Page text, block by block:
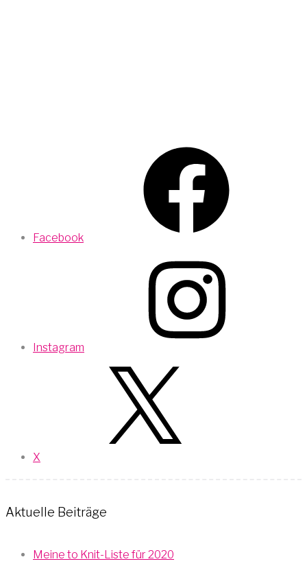
Facebook
Instagram
X
Aktuelle Beiträge
Meine to Knit-Liste für 2020